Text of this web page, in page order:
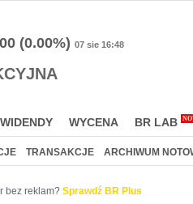
(0.00%) 07 sie 16:48
WYCENA BR LAB
TRANSAKCJE ARCHIWUM
bez reklam? Sprawdź BR Plus